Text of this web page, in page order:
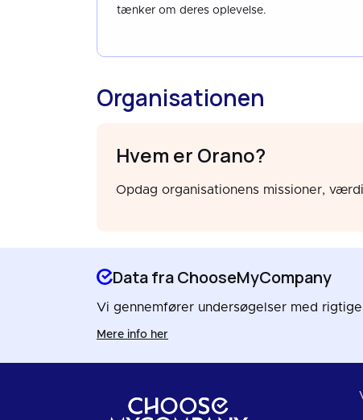
tænker om deres oplevelse.
Organisationen
Hvem er Orano?
Opdag organisationens missioner,
Data fra ChooseMyCompany
Vi gennemfører undersøgelser med
Mere info her